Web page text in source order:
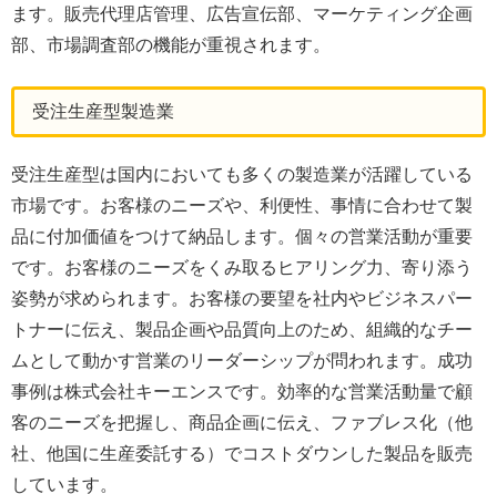
ます。販売代理店管理、広告宣伝部、マーケティング企画
部、市場調査部の機能が重視されます。
受注生産型製造業
受注生産型は国内においても多くの製造業が活躍している
市場です。お客様のニーズや、利便性、事情に合わせて製
品に付加価値をつけて納品します。個々の営業活動が重要
です。お客様のニーズをくみ取るヒアリング力、寄り添う
姿勢が求められます。お客様の要望を社内やビジネスパー
トナーに伝え、製品企画や品質向上のため、組織的なチー
ムとして動かす営業のリーダーシップが問われます。成功
事例は株式会社キーエンスです。効率的な営業活動量で顧
客のニーズを把握し、商品企画に伝え、ファブレス化（他
社、他国に生産委託する）でコストダウンした製品を販売
しています。